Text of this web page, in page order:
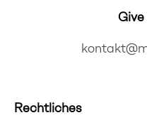
Give
Rechtliches